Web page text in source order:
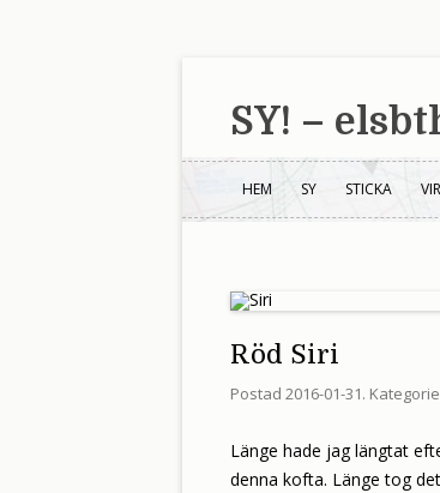
SY! –
HEM SY STICKA
Röd Siri
Postad 2016-01-31.
Länge hade jag längtat
denna kofta. Länge tog